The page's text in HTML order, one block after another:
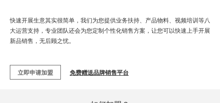
快速开展生意其实很简单，我们为您提供业务扶持、产品物料、视频培训等八
大运营支持，专业团队还会为您定制个性化销售方案，让您可以快速上手开展
新品销售，无后顾之忧。
立即申请加盟 免费赠送品牌销售平台